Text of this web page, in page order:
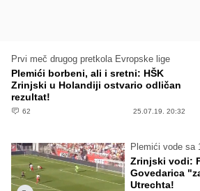
Prvi meč drugog pretkola Evropske lige
Plemići borbeni, ali i sretni: HŠK
Zrinjski u Holandiji ostvario odličan
rezultat!
62 25.07.19. 20:32
Plemići vode sa
Zrinjski vodi:
Govedarica
Utrechta!